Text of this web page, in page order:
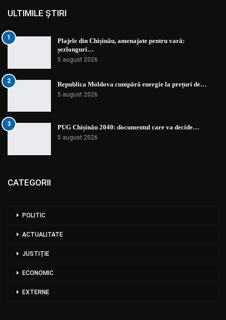
ULTIMILE ȘTIRI
1
Plajele din Chișinău, amenajate pentru vară:
șezlonguri…
5 august 2026
2 Republica Moldova cumpără energie la prețuri de…
5 august 2026
3 PUG Chișinău 2040: documentul care va decide…
5 august 2026
CATEGORII
POLITIC
ACTUALITATE
JUSTIȚIE
ECONOMIC
EXTERNE